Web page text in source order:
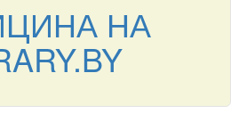
НА